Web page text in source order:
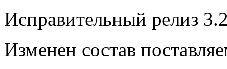
Исправительный релиз
Изменен состав